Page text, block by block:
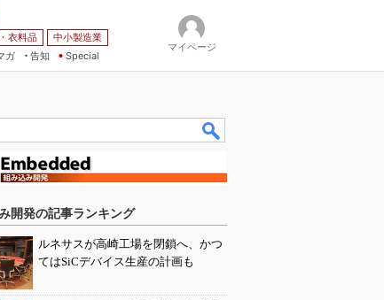
衣料品
中小製造業
ガ
告知 Special
マイページ
開発の記事ランキング
ルネサスが高崎工場を閉鎖へ、かつ
てはSiCデバイス生産の計画も